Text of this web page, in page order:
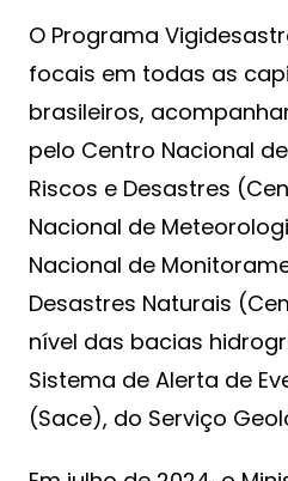
O Programa
focais em todas as
brasileiros,
pelo Centro Nacional
Riscos e Desastres
Nacional de
Nacional de
Desastres Naturais
nível das bacias
Sistema de Alerta de
(Sace), do Serviço